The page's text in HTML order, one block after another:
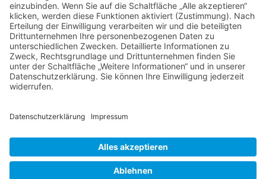
Social Media
Folge dem unternehmerinnen forum niederrhein auch
auf Facebook, Instagram oder LinkedIn.